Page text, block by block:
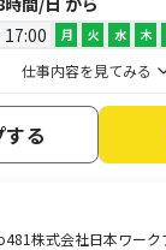
17:00 月 火 水 木
仕事内容を見てみる
る
株式会社日本ワーク